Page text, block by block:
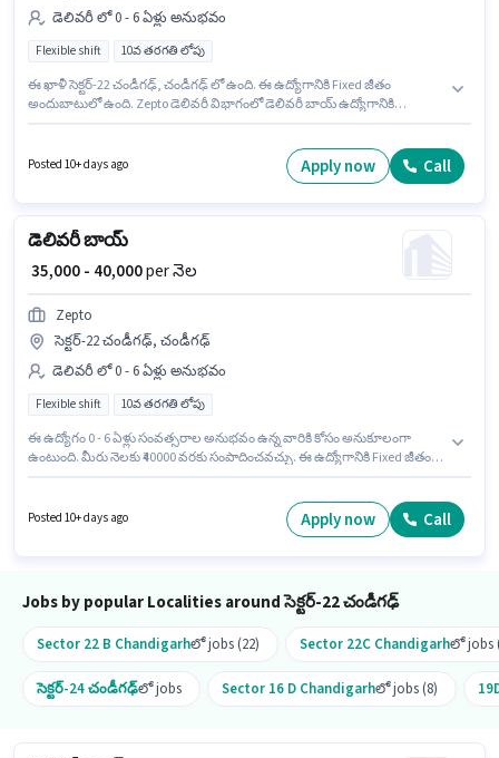
డెలివరీ లో 0 - 6 ఏళ్లు అనుభవం
Flexible shift 10వ తరగతి లోపు
ఈ ఖాళీ సెక్టర్-22 చండీగఢ్, చండీగఢ్ లో ఉంది. ఈ ఉద్యోగానికి Fixed జీతం
అందుబాటులో ఉంది. Zepto డెలివరీ విభాగంలో డెలివరీ బాయ్ ఉద్యోగానికి
ఇందులో FLEXIBLE shift మరియు వారానికి 6 days working ఉంటాయి. 10వ
తరగతి లోపు అర్హత ఉన్న అభ్యర్థులు ఈ ఉద్యోగానికి అప్లై చేసుకోవచ్చు.
Posted 10+ days ago Apply now Call
డెలివరీ బాయ్
₹ 35,000 - 40,000per నెల
Zepto
సెక్టర్-22 చండీగఢ్, చండీగఢ్
డెలివరీ లో 0 - 6 ఏళ్లు అనుభవం
Flexible shift 10వ తరగతి లోపు
ఈ ఉద్యోగం 0 - 6 ఏళ్లు సంవత్సరాల అనుభవం ఉన్న వారికి కోసం అనుకూలంగా
ఉంటుంది. మీరు నెలకు ₹40000 వరకు సంపాదించవచ్చు. ఈ ఉద్యోగానికి Fixed జీతం
విభాగంలో డెలివరీ బాయ్ ఉద్యోగానికి క్రియాశీలకంగా నియామకం జరుగుతోంది. ఈ
Posted 10+ days ago Apply now Call
Jobs by popular Localities around సెక్టర్-22 చండీగఢ్
Sector 22 B Chandigarhలో jobs (22) Sector 22C Chandigarhలో jobs
సెక్టర్-24 చండీగఢ్లో jobs Sector 16 D Chandigarhలో jobs (8)